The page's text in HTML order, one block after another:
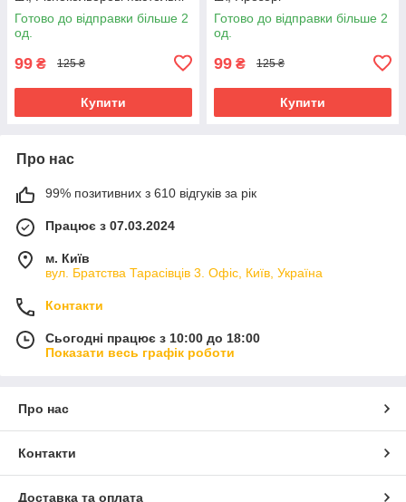
Готово до відправки більше 2
од.
99 ₴ 125 ₴
Купити
Готово до відправки більше 2
од.
99 ₴ 125 ₴
Купити
Про нас
99% позитивних з 610 відгуків за рік
Працює з 07.03.2024
м. Київ
вул. Братства Тарасівців 3. Офіс, Київ, Україна
Контакти
Сьогодні працює з 10:00 до 18:00
Показати весь графік роботи
Про нас
Контакти
Доставка та оплата